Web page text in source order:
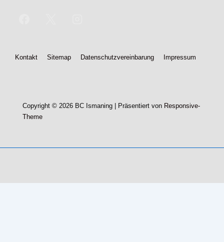
Footer-
Kontakt Sitemap Datenschutzvereinbarung Impressum
Copyright © 2026 BC Ismaning | Präsentiert von Responsive-
Theme